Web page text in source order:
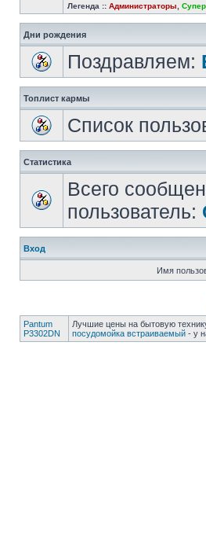
Легенда :: Администраторы
Дни рождения
Поздравляем:
Топлист кармы
Список
Статистика
Всего
пользователь:
Вход
Имя
Pantum
P3302DN
Лучшие цены на бытовую
посудомойка встраиваемый - у